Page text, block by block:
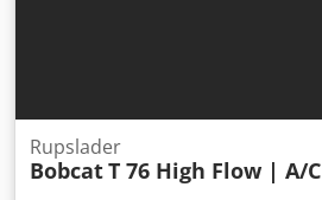
Rupslader
BobcatT 76 High Flow | A/C